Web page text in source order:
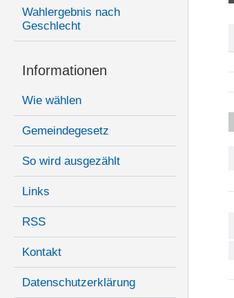
Wahlergebnis nach
Geschlecht
Informationen
Wie wählen
Gemeindegesetz
So wird ausgezählt
Links
RSS
Kontakt
Datenschutzerklärung